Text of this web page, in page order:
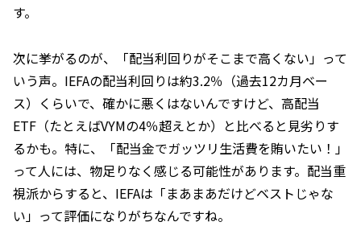
す。
次に挙がるのが、「配当利回りがそこまで高くない」って
いう声。IEFAの配当利回りは約3.2％（過去12カ月ベー
ス）くらいで、確かに悪くはないんですけど、高配当
ETF（たとえばVYMの4％超えとか）と比べると見劣りす
るかも。特に、「配当金でガッツリ生活費を賄いたい！」
って人には、物足りなく感じる可能性があります。配当重
視派からすると、IEFAは「まあまあだけどベストじゃな
い」って評価になりがちなんですね。